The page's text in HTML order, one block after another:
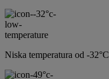
Niska temperatura od -